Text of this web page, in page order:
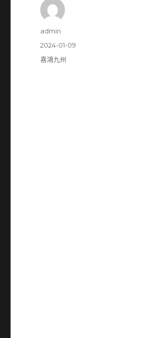
作
admin
發
佈
2024-01-09
分
喜鴻九州